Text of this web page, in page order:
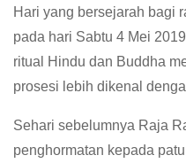
Hari yang bersejarah bagi
pada hari Sabtu 4 Mei
ritual Hindu dan Buddha
prosesi lebih dikenal
Sehari sebelumnya Raja
penghormatan kepada